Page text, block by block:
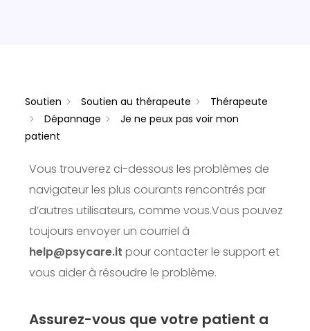
Soutien Soutien au thérapeute
Thérapeute
Dépannage
Je ne peux pas voir mon
patient
Vous trouverez ci-dessous les problèmes de
navigateur les plus courants rencontrés par
d’autres utilisateurs, comme vous.Vous pouvez
toujours envoyer un courriel à
help@psycare.it pour contacter le support et
vous aider à résoudre le problème.
Assurez-vous que votre patient a